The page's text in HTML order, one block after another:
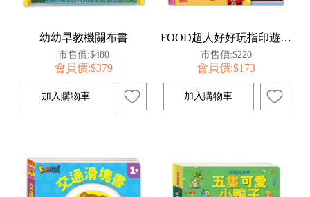
幼幼早教機關布書
市售價:$480
會員價:$379
FOOD超人好好玩指印遊戲書
市售價:$220
會員價:$173